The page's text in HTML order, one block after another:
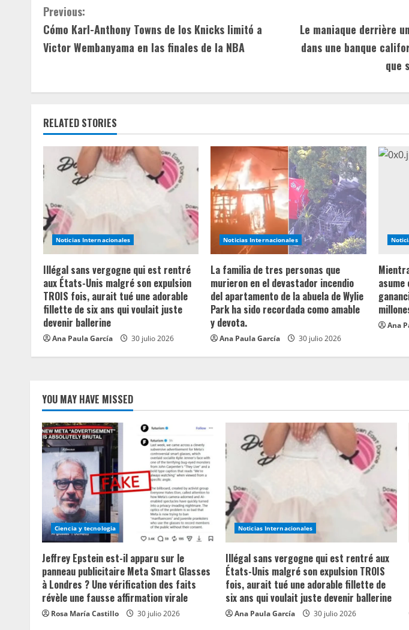
C
o
t
i
n
u
R
e
a
d
i
n
Previous:
Cómo Karl-Anthony Towns de los Knicks limitó a
Victor Wembanyama en las finales de la NBA
Le maniaque derrière
dans une banque
que
RELATED STORIES
Noticias Internacionales
Illégal sans vergogne qui est rentré
aux États-Unis malgré son expulsion
TROIS fois, aurait tué une adorable
fillette de six ans qui voulait juste
devenir ballerine
Ana Paula García 30 julio 2026
Noticias Internacionales
La familia de tres personas que
murieron en el devastador incendio
del apartamento de la abuela de Wylie
Park ha sido recordada como amable
y devota.
Ana Paula García 30 julio 2026
Ana
YOU MAY HAVE MISSED
Ciencia y tecnologia
Jeffrey Epstein est-il apparu sur le
panneau publicitaire Meta Smart Glasses
à Londres ? Une vérification des faits
révèle une fausse affirmation virale
Rosa María Castillo 30 julio 2026
Noticias Internacionales
Illégal sans vergogne qui est rentré aux
États-Unis malgré son expulsion TROIS
fois, aurait tué une adorable fillette de
six ans qui voulait juste devenir ballerine
Ana Paula García 30 julio 2026